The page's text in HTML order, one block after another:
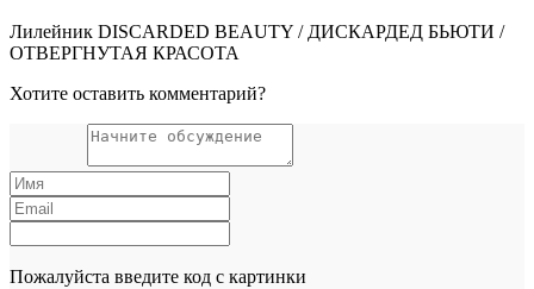
Лилейник DISCARDED BEAUTY / ДИСКАРДЕД БЬЮТИ /
ОТВЕРГНУТАЯ КРАСОТА
Хотите оставить комментарий?
Пожалуйста введите код с картинки